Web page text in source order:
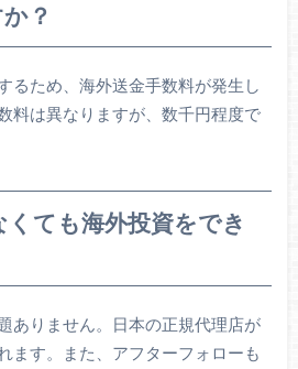
？
るため、海外送金手数料が発生し
料は異なりますが、数千円程度で
くても海外投資をでき
ありません。日本の正規代理店が
ます。また、アフターフォローも